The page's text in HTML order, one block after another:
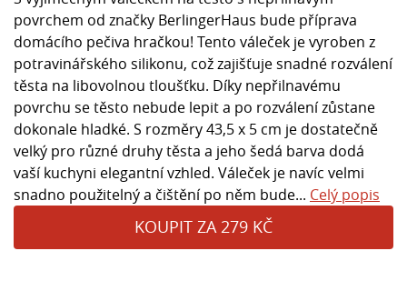
povrchem od značky BerlingerHaus bude příprava
domácího pečiva hračkou! Tento váleček je vyroben z
potravinářského silikonu, což zajišťuje snadné rozválení
těsta na libovolnou tloušťku. Díky nepřilnavému
povrchu se těsto nebude lepit a po rozválení zůstane
dokonale hladké. S rozměry 43,5 x 5 cm je dostatečně
velký pro různé druhy těsta a jeho šedá barva dodá
vaší kuchyni elegantní vzhled. Váleček je navíc velmi
snadno použitelný a čištění po něm bude... Celý popis
KOUPIT ZA 279 KČ